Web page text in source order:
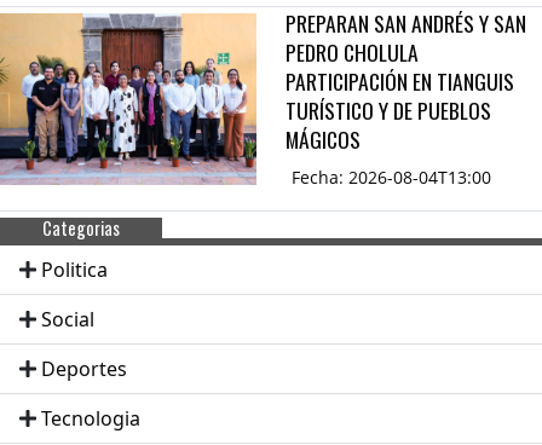
PREPARAN SAN ANDRÉS Y SAN
PEDRO CHOLULA
PARTICIPACIÓN EN TIANGUIS
TURÍSTICO Y DE PUEBLOS
MÁGICOS
Fecha: 2026-08-04T13:00
Categorias
Politica
Social
Deportes
Tecnologia